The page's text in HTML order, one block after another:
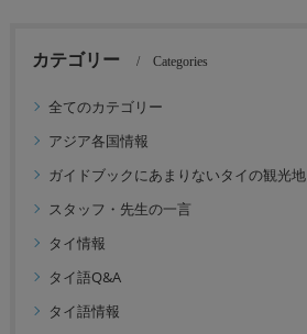
カテゴリー Categories
全てのカテゴリー
アジア各国情報
ガイドブックにあまりないタイの観光地
スタッフ・先生の一言
タイ情報
タイ語Q&A
タイ語情報